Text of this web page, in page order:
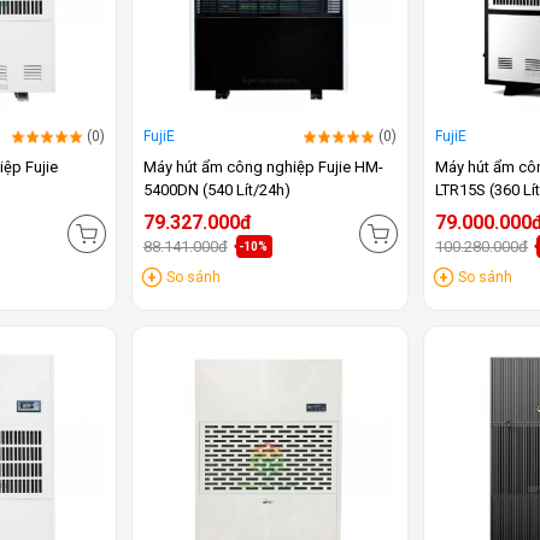
(0)
Fujie
FujiE (0)
Máy hút ẩm công nghiệp Fujie HM-
5400DN (540 Lít/24h)
79.327.000đ
88.141.000đ -10%
So sánh
FujiE
Máy hút ẩm
LTR15S (360
100.280.000đ
So sánh